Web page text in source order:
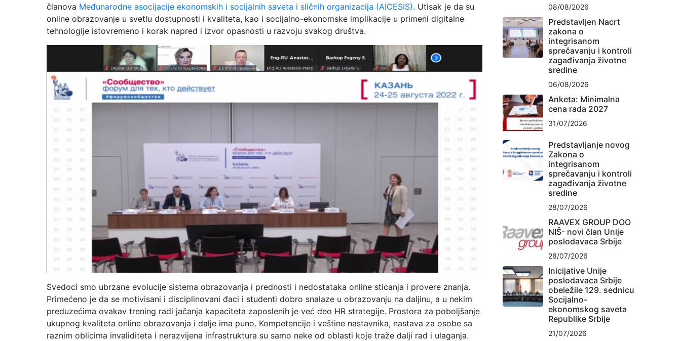
članova Međunarodne asocijacije ekonomskih i socijalnih saveta i sličnih organizacija (AICESIS). Utisak je da su
online obrazovanje u svetlu dostupnosti i kvaliteta, kao i socijalno-ekonomske implikacije u primeni digitalne
tehnologije istovremeno i korak napred i izvor opasnosti u razvoju svakog društva.
Svedoci smo ubrzane evolucije sistema obrazovanja i prednosti i nedostataka online sticanja i provere znanja.
Primećeno je da se motivisani i disciplinovani đaci i studenti dobro snalaze u obrazovanju na daljinu, a u nekim
preduzećima ovakav trening radi jačanja kapaciteta zaposlenih je već deo HR strategije. Prostora za poboljšanje
ukupnog kvaliteta online obrazovanja i dalje ima puno. Kompetencije i veštine nastavnika, nastava za osobe sa
raznim oblicima invaliditeta i nerazvijena infrastruktura su samo neke od oblasti koje traže dalji rad i ulaganja.
08/08/2026
Predstavljen Nacrt
zakona o
integrisanom
sprečavanju i kontroli
zagađivanja životne
sredine
06/08/2026
Anketa: Minimalna
cena rada 2027
31/07/2026
Predstavljanje novog
Zakona o
integrisanom
sprečavanju i kontroli
zagađivanja životne
sredine
28/07/2026
RAAVEX GROUP DOO
NIŠ- novi član Unije
poslodavaca Srbije
28/07/2026
Inicijative Unije
poslodavaca Srbije
obeležile 129. sednicu
Socijalno-
ekonomskog saveta
Republike Srbije
21/07/2026